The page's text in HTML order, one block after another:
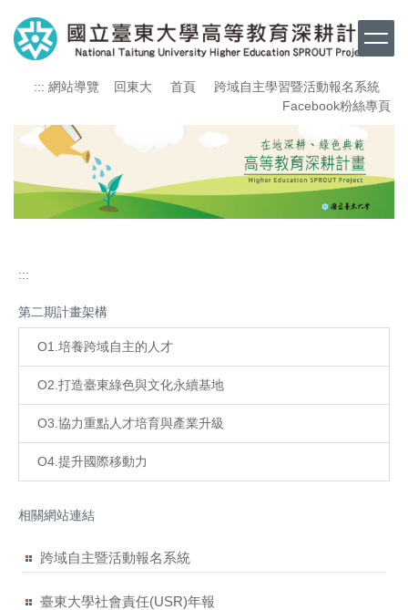
到
主
區
::: 網站導覽 回東大 首頁
跨域自主學習暨活動報名系統
Facebook粉絲專頁
:::
第二期計畫架構
O1.培養跨域自主的人才
O2.打造臺東綠色與文化永續基地
O3.協力重點人才培育與產業升級
O4.提升國際移動力
相關網站連結
跨域自主暨活動報名系統
臺東大學社會責任(USR)年報